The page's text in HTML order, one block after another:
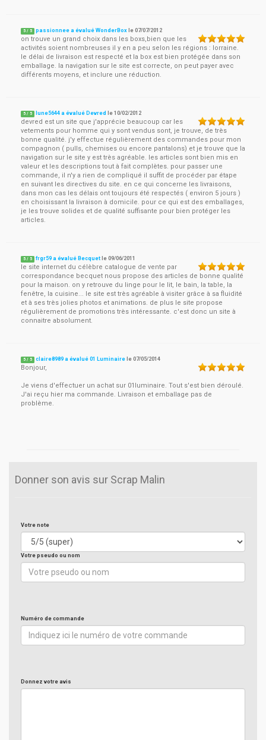
5 / 5 passionnee a évalué WonderBox le07/07/2012
on trouve un grand choix dans les boxs,bien que les
activités soient nombreuses il y en a peu selon les régions : lorraine.
le délai de livraison est respecté et la box est bien protégée dans son
emballage. la navigation sur le site est correcte, on peut payer avec
différents moyens, et inclure une réduction.
5 / 5 lune5644 a évalué Devred le10/02/2012
devred est un site que j'apprécie beaucoup car les
vetements pour homme qui y sont vendus sont, je trouve, de très
bonne qualité. j'y effectue régulièrement des commandes pour mon
compagnon ( pulls, chemises ou encore pantalons) et je trouve que la
navigation sur le site y est très agréable. les articles sont bien mis en
valeur et les descriptions tout à fait complètes. pour passer une
commande, il n'y a rien de compliqué il suffit de procéder par étape
en suivant les directives du site. en ce qui concerne les livraisons,
dans mon cas les délais ont toujours été respectés ( environ 5 jours )
en choisissant la livraison à domicile. pour ce qui est des emballages,
je les trouve solides et de qualité suffisante pour bien protéger les
articles.
5 / 5 frgr59 a évalué Becquet le09/06/2011
le site internet du célèbre catalogue de vente par
correspondance becquet nous propose des articles de bonne qualité
pour la maison. on y retrouve du linge pour le lit, le bain, la table, la
fenêtre, la cuisine... le site est très agréable à visiter grâce à sa fluidité
et à ses très jolies photos et animations. de plus le site propose
régulièrement de promotions très intéressante. c'est donc un site à
connaitre absolument.
5 / 5 claire8989 a évalué 01 Luminaire le07/05/2014
Bonjour,
Je viens d'effectuer un achat sur 01luminaire. Tout s'est bien déroulé.
J'ai reçu hier ma commande. Livraison et emballage pas de
problème.
Donner son avis sur Scrap Malin
Votre note
Votre pseudo ou nom
Numéro de commande
Donnez votre avis